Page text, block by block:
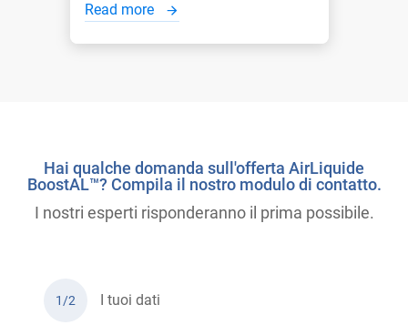
Read more
Hai qualche domanda sull'offerta AirLiquide
BoostAL™? Compila il nostro modulo di contatto.
I nostri esperti risponderanno il prima possibile.
1/2 I tuoi dati